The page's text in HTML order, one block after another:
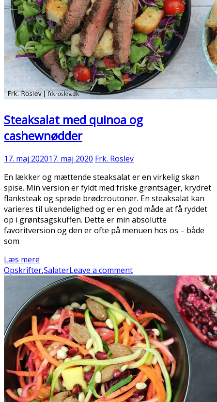
Steaksalat med quinoa og
cashewnødder
17. maj 202017. maj 2020 Frk. Roslev
En lækker og mættende steaksalat er en virkelig skøn
spise. Min version er fyldt med friske grøntsager, krydret
flanksteak og sprøde brødcroutoner. En steaksalat kan
varieres til ukendelighed og er en god måde at få ryddet
op i grøntsagskuffen. Dette er min absolutte
favoritversion og den er ofte på menuen hos os – både
som
Læs mere
Opskrifter,SalaterLeave a comment